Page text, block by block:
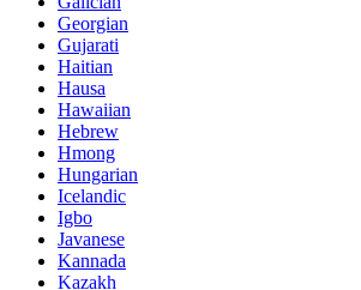
Georgian
Gujarati
Haitian
Hausa
Hawaiian
Hebrew
Hmong
Hungarian
Icelandic
Igbo
Javanese
Kannada
Kazakh